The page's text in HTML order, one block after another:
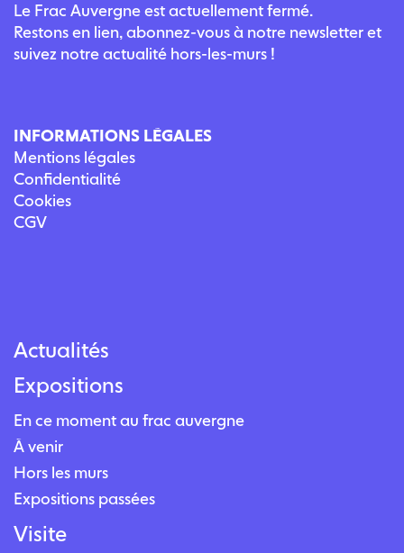
Le Frac Auvergne est actuellement fermé.
Restons en lien, abonnez-vous à notre newsletter et
suivez notre actualité hors-les-murs !
INFORMATIONS LÉGALES
Mentions légales
Confidentialité
Cookies
CGV
Actualités
Expositions
En ce moment au frac auvergne
À venir
Hors les murs
Expositions passées
Visite